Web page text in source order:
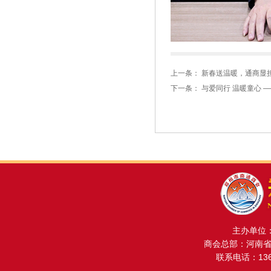
上一条： 新春送温暖，通商
下一条： 与爱同行 温暖童心
主办单位
商会总部：河南
联系电话：